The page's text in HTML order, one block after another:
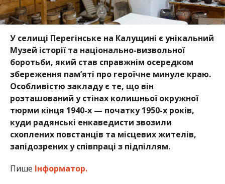
У селищі Перегінське на Калущині є унікальний
Музей історії та національно-визвольної
боротьби, який став справжнім осередком
збереження пам’яті про героїчне минуле краю.
Особливістю закладу є те, що він
розташований у стінах колишньої окружної
тюрми кінця 1940-х — початку 1950-х років,
куди радянські енкаведисти звозили
схоплених повстанців та місцевих жителів,
запідозрених у співпраці з підпіллям.
Пише Інформатор.